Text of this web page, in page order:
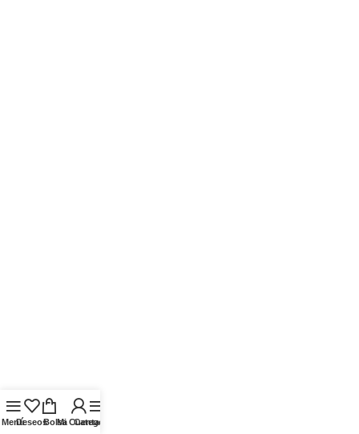
MenúDeseosBolsaMi Cuenta
Categorías